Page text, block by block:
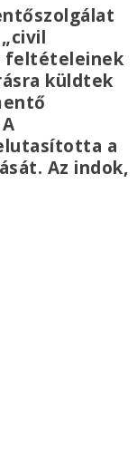
feltételeinek
küldtek
a
Az indok,